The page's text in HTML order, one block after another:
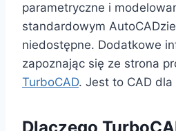
parametryczne i
standardowym
niedostępne. Dodatkowe
zapoznając się ze strona
TurboCAD. Jest to CAD